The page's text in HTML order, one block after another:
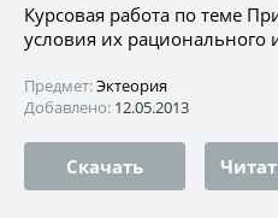
Курсовая работа по теме
условия их рационального
Предмет:Эктеория
Добавлено: 12.05.2013
Скачать